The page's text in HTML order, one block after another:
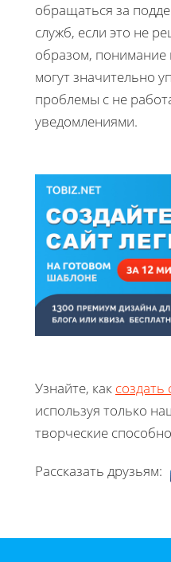
обращаться за
служб, если это не
образом, понимание
могут значительно
проблемы с не
уведомлениями.
Узнайте, как создать
используя только
творческие
Рассказать друзьям: